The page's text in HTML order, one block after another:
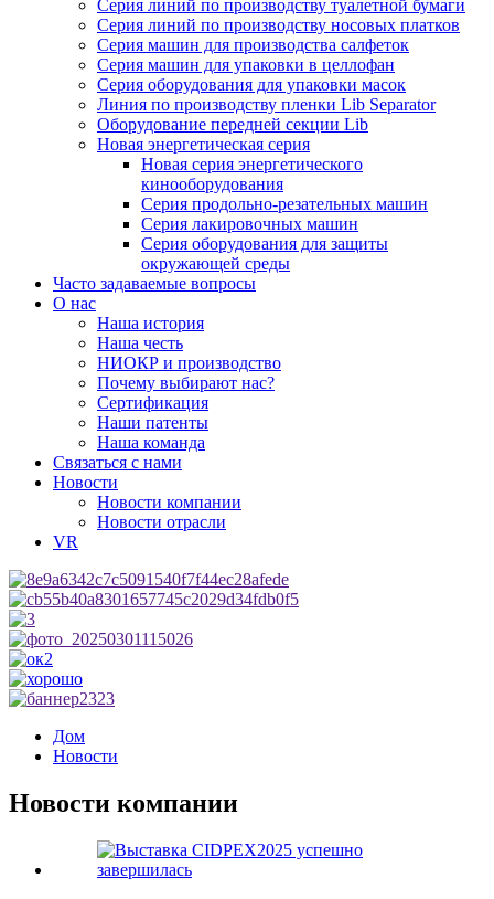
Серия линий по производству туалетной бумаги
Серия линий по производству носовых платков
Серия машин для производства салфеток
Серия машин для упаковки в целлофан
Серия оборудования для упаковки масок
Линия по производству пленки Lib Separator
Оборудование передней секции Lib
Новая энергетическая серия
Новая серия энергетического
кинооборудования
Серия продольно-резательных машин
Серия лакировочных машин
Серия оборудования для защиты
окружающей среды
Часто задаваемые вопросы
О нас
Наша история
Наша честь
НИОКР и производство
Почему выбирают нас?
Сертификация
Наши патенты
Наша команда
Связаться с нами
Новости
Новости компании
Новости отрасли
VR
Дом
Новости
Новости компании